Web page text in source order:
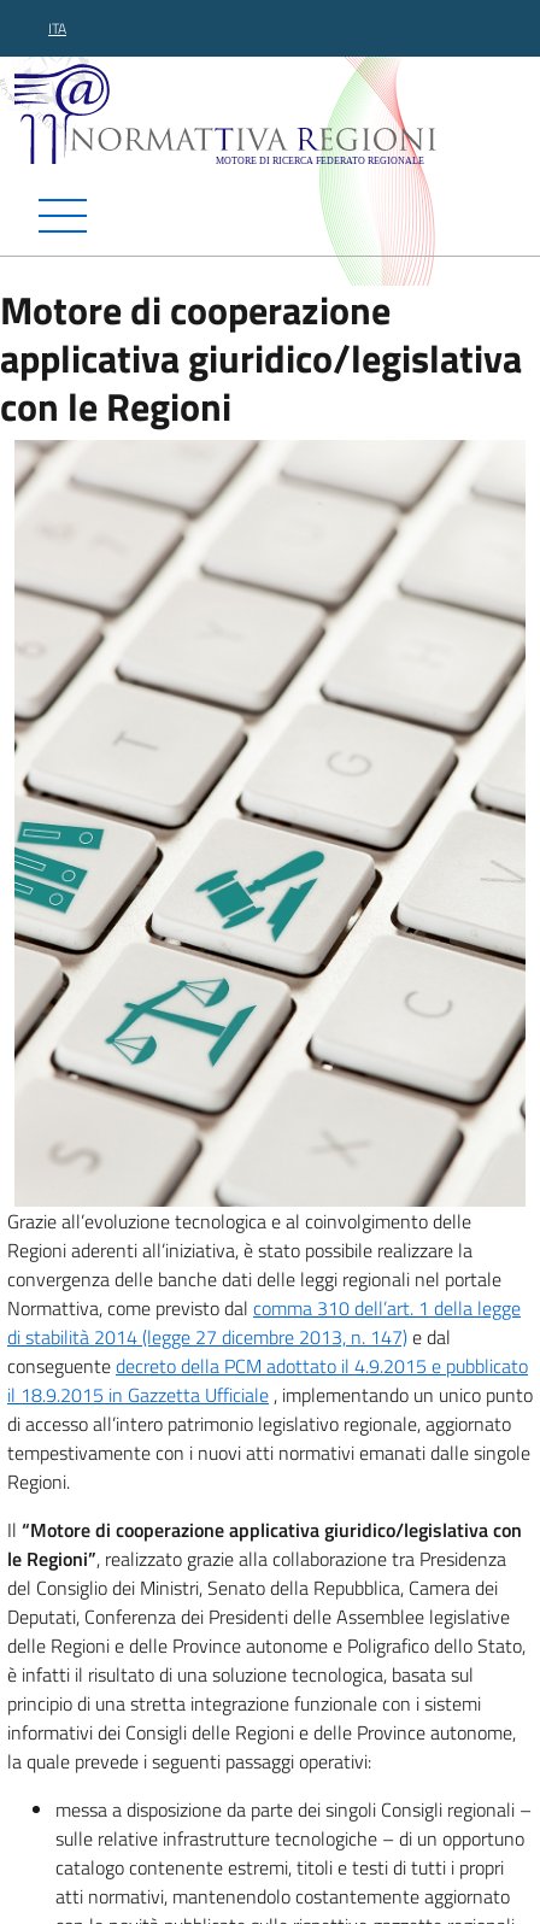
ITA
Normattiva Regioni -
Motore di cooperazione
applicativa giuridico/legislativa
con le Regioni
Grazie all’evoluzione tecnologica e al coinvolgimento delle
Regioni aderenti all’iniziativa, è stato possibile realizzare la
convergenza delle banche dati delle leggi regionali nel portale
Normattiva, come previsto dal comma 310 dell’art. 1 della legge
di stabilità 2014 (legge 27 dicembre 2013, n. 147)e dal
conseguentedecreto della PCM adottato il 4.9.2015 e pubblicato
il 18.9.2015 in Gazzetta Ufficiale , implementando un unico punto
di accesso all’intero patrimonio legislativo regionale, aggiornato
tempestivamente con i nuovi atti normativi emanati dalle singole
Regioni.
Il “Motore di cooperazione applicativa giuridico/legislativa con
le Regioni”, realizzato grazie alla collaborazione tra Presidenza
del Consiglio dei Ministri, Senato della Repubblica, Camera dei
Deputati, Conferenza dei Presidenti delle Assemblee legislative
delle Regioni e delle Province autonome e Poligrafico dello Stato,
è infatti il risultato di una soluzione tecnologica, basata sul
principio di una stretta integrazione funzionale con i sistemi
informativi dei Consigli delle Regioni e delle Province autonome,
la quale prevede i seguenti passaggi operativi:
messa a disposizione da parte dei singoli Consigli regionali –
sulle relative infrastrutture tecnologiche – di un opportuno
catalogo contenente estremi, titoli e testi di tutti i propri
atti normativi, mantenendolo costantemente aggiornato